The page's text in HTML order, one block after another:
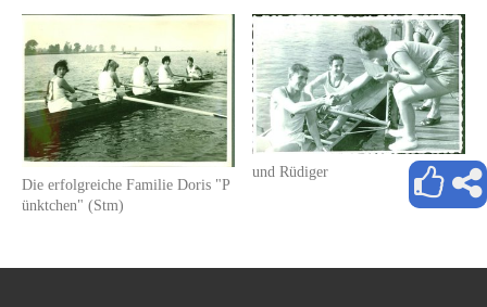
Die erfolgreiche Familie Doris "P
ünktchen" (Stm)
und Rüdiger